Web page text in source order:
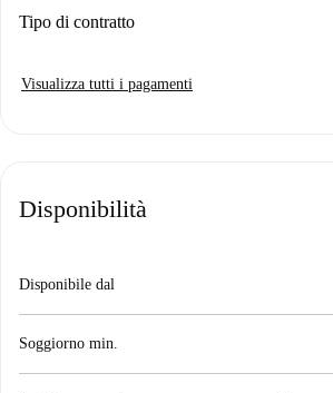
Tipo di contratto
Visualizza tutti i pagamenti
Disponibilità
Disponibile dal
Soggiorno min.